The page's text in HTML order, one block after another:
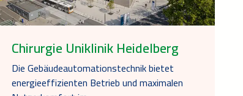
Chirurgie Uniklinik Heidelberg
Die Gebäudeautomationstechnik bietet
energieeffizienten Betrieb und maximalen